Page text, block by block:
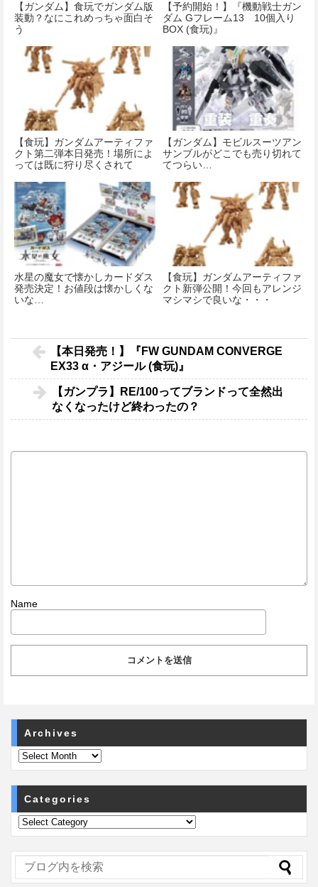
【ガンダム】食玩でガンダム版
装動？なにこれめっちゃ面白そ
う
【予約開始！】『機動戦士ガン
ダム Gフレーム13 10個入り
BOX (食玩)』
【食玩】ガンダムアーティファ
クト第二弾本日発売！場所によ
っては既に狩り尽くされて
【ガンダム】モビルスーツアン
サンブルがどこでも売り切れて
てつらい…
水星の魔女で懐かしカードダス
発売決定！お値段は懐かしくな
いな…
【食玩】ガンダムアーティファ
クト新弾公開！今回もアレンジ
マシマシで良いな・・・
【本日発売！】『FW GUNDAM CONVERGE
EX33 α・アジール (食玩)』
【ガンプラ】RE/100ってブランドって全然出
なくなったけど終わったの？
Name
Archives
Categories